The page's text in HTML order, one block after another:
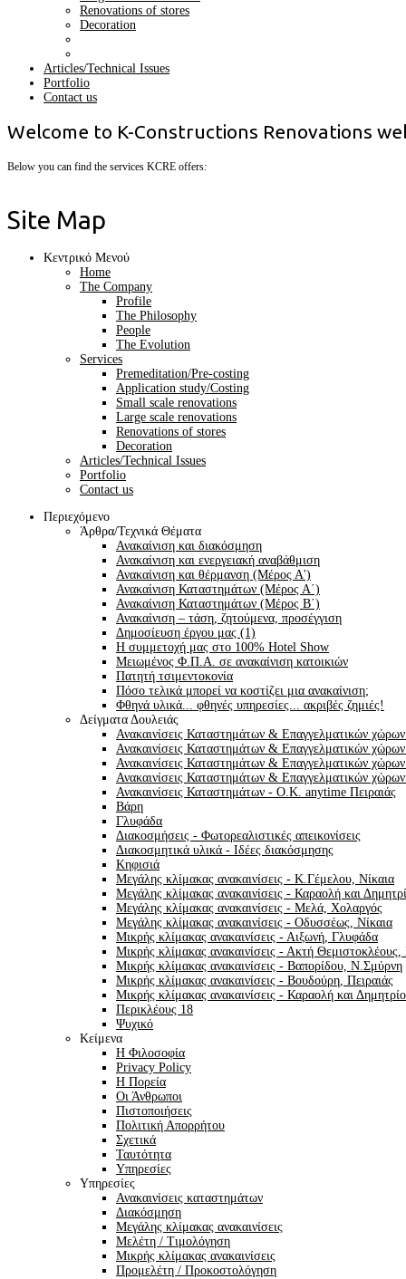
Renovations of stores
Decoration
Articles/Technical Issues
Portfolio
Contact us
Welcome to K-Constructions Renovations
Below you can find the services KCRE offers:
Site Map
Κεντρικό Μενού
Home
The Company
Profile
The Philosophy
People
The Evolution
Services
Premeditation/Pre-costing
Application study/Costing
Small scale renovations
Large scale renovations
Renovations of stores
Decoration
Articles/Technical Issues
Portfolio
Contact us
Περιεχόμενο
Άρθρα/Τεχνικά Θέματα
Ανακαίνιση και διακόσμηση
Ανακαίνιση και ενεργειακή αναβάθμιση
Ανακαίνιση και θέρμανση (Μέρος Α')
Ανακαίνιση Καταστημάτων (Μέρος Α΄)
Ανακαίνιση Καταστημάτων (Μέρος Β΄)
Ανακαίνιση – τάση, ζητούμενα, προσέγγιση
Δημοσίευση έργου μας (1)
Η συμμετοχή μας στο 100% Hotel Show
Μειωμένος Φ.Π.Α. σε ανακαίνιση κατοικιών
Πατητή τσιμεντοκονία
Πόσο τελικά μπορεί να κοστίζει μια ανακαίνιση;
Φθηνά υλικά... φθηνές υπηρεσίες... ακριβές ζημιές!
Δείγματα Δουλειάς
Ανακαινίσεις Καταστημάτων & Επαγγελματικών
Ανακαινίσεις Καταστημάτων & Επαγγελματικών
Ανακαινίσεις Καταστημάτων & Επαγγελματικών
Ανακαινίσεις Καταστημάτων & Επαγγελματικών
Ανακαινίσεις Καταστημάτων - O.K. anytime Πειραιάς
Βάρη
Γλυφάδα
Διακοσμήσεις - Φωτορεαλιστικές απεικονίσεις
Διακοσμητικά υλικά - Ιδέες διακόσμησης
Κηφισιά
Μεγάλης κλίμακας ανακαινίσεις - Κ.Γέμελου, Νίκαια
Μεγάλης κλίμακας ανακαινίσεις - Καραολή και
Μεγάλης κλίμακας ανακαινίσεις - Μελά, Χολαργός
Μεγάλης κλίμακας ανακαινίσεις - Οδυσσέως, Νίκαια
Μικρής κλίμακας ανακαινίσεις - Αιξωνή, Γλυφάδα
Μικρής κλίμακας ανακαινίσεις - Ακτή Θεμιστοκλέους,
Μικρής κλίμακας ανακαινίσεις - Βαπορίδου, Ν.Σμύρνη
Μικρής κλίμακας ανακαινίσεις - Βουδούρη, Πειραιάς
Μικρής κλίμακας ανακαινίσεις - Καραολή και
Περικλέους 18
Ψυχικό
Κείμενα
H Φιλοσοφία
Privacy Policy
Η Πορεία
Οι Άνθρωποι
Πιστοποιήσεις
Πολιτική Απορρήτου
Σχετικά
Ταυτότητα
Υπηρεσίες
Υπηρεσίες
Ανακαινίσεις καταστημάτων
Διακόσμηση
Μεγάλης κλίμακας ανακαινίσεις
Μελέτη / Τιμολόγηση
Μικρής κλίμακας ανακαινίσεις
Προμελέτη / Προκοστολόγηση